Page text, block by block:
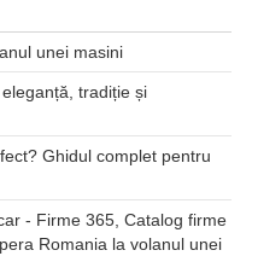
unei masini
tradiție și
Ghidul complet pentru
- Firme 365, Catalog firme
Romania la volanul unei